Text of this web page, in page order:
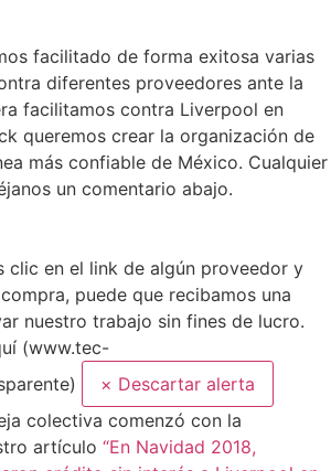
facilitado de forma exitosa varias
diferentes proveedores ante la
facilitamos contra Liverpool en
queremos crear la organización de
más confiable de México. Cualquier
un comentario abajo.
clic en el link de algún proveedor y
puede que recibamos una
nuestro trabajo sin fines de lucro.
(www.tec-
× Descartar alerta
colectiva comenzó con la
artículo “En Navidad 2018,